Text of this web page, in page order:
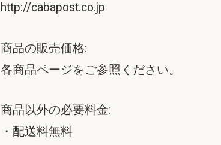
http://cabapost.co.jp
商品の販売価格:
各商品ページをご参照ください。
商品以外の必要料金:
・配送料無料